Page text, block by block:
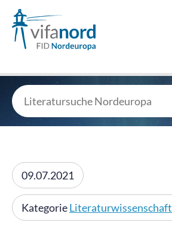
09.07.2021
KategorieLiteraturwissenschaft